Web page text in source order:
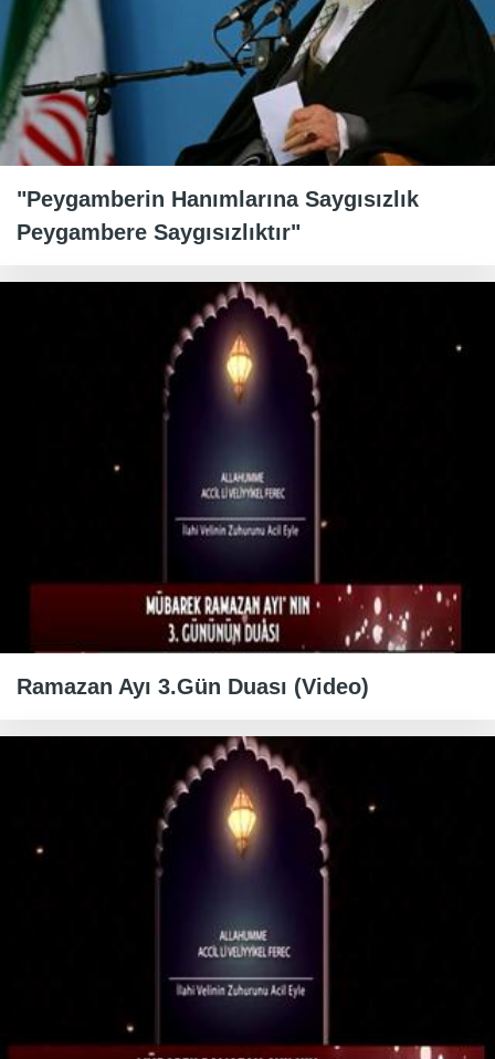
"Peygamberin Hanımlarına Saygısızlık
Peygambere Saygısızlıktır"
Ramazan Ayı 3.Gün Duası (Video)